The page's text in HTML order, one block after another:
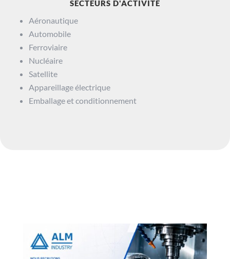
SECTEURS D'ACTIVITÉ
Aéronautique
Automobile
Ferroviaire
Nucléaire
Satellite
Appareillage électrique
Emballage et conditionnement